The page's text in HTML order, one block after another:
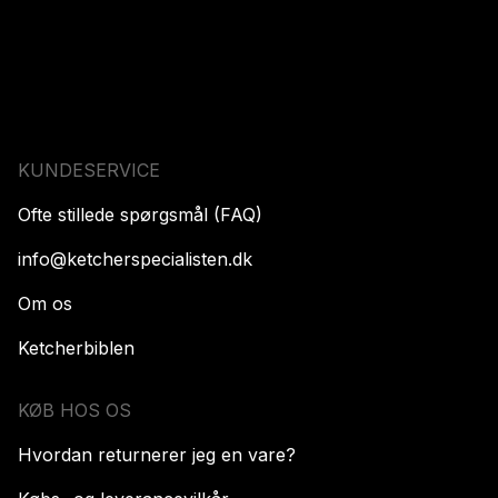
KUNDESERVICE
Ofte stillede spørgsmål (FAQ)
info@ketcherspecialisten.dk
Om os
Ketcherbiblen
KØB HOS OS
Hvordan returnerer jeg en vare?